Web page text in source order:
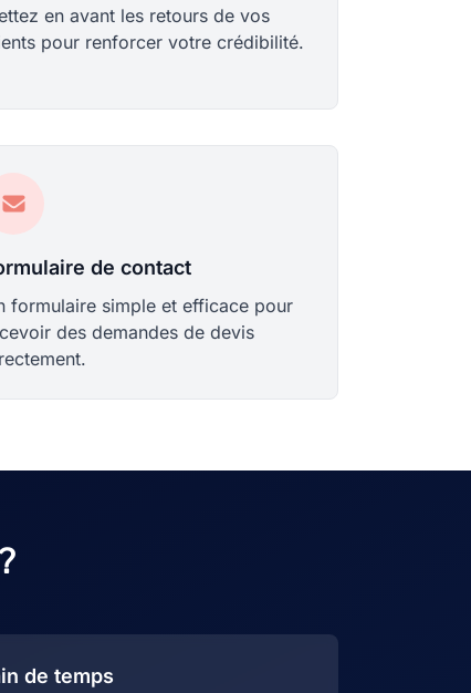
en avant les retours de vos
pour renforcer votre crédibilité.
de contact
formulaire simple et efficace pour
des demandes de devis
de temps